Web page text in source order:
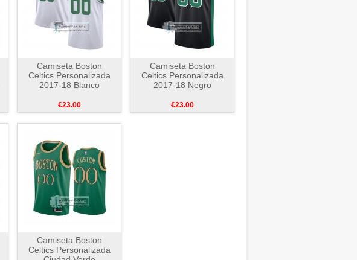
Camiseta Boston
Celtics Personalizada
2017-18 Blanco
€23.00
Camiseta Boston
Celtics Personalizada
2017-18 Negro
€23.00
Camiseta Boston
Celtics Personalizada